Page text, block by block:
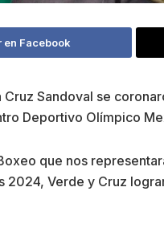
en Facebook
Sandoval se
Deportivo Olímpico
que nos
Verde y Cruz